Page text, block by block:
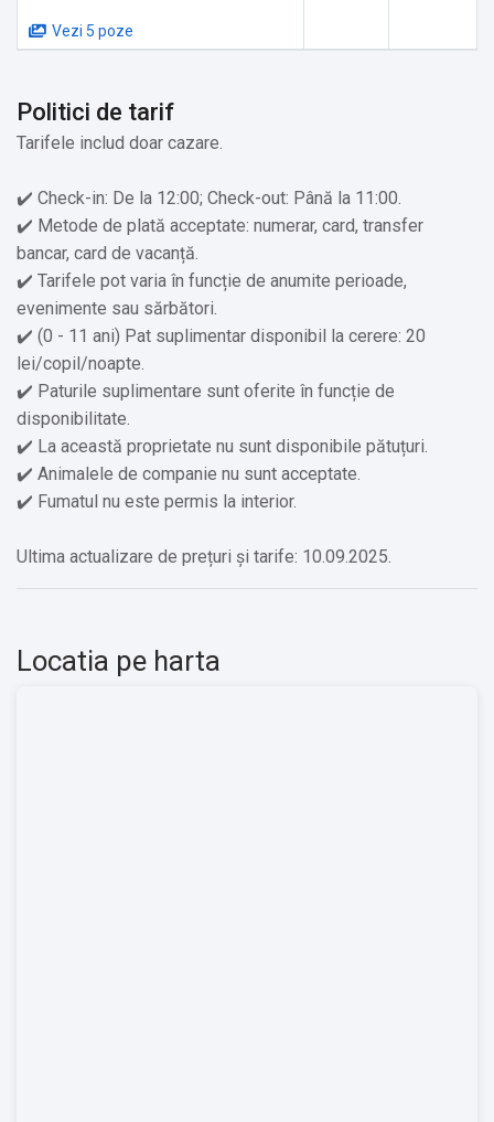
✔️ Mănăstirea Arbore
Servicii suplimentare incluse in pret:
Alte servicii oferite contra cost:
✔️ Fax/copiator (Cost suplimentar)
✔️ Săli de conferinţă şi petreceri (Cost suplimentar)
✔️ Cadă cu hidromasaj/jacuzzi și saună (Cost suplimentar)
Vezi 5 poze
Politici de tarif
Tarifele includ doar cazare.
✔️ Check-in: De la 12:00; Check-out: Până la 11:00.
✔️ Metode de plată acceptate: numerar, card, transfer
bancar, card de vacanță.
✔️ Tarifele pot varia în funcție de anumite perioade,
evenimente sau sărbători.
✔️ (0 - 11 ani) Pat suplimentar disponibil la cerere: 20
lei/copil/noapte.
✔️ Paturile suplimentare sunt oferite în funcție de
disponibilitate.
✔️ La această proprietate nu sunt disponibile pătuțuri.
✔️ Animalele de companie nu sunt acceptate.
✔️ Fumatul nu este permis la interior.
Ultima actualizare de prețuri și tarife: 10.09.2025.
Locatia pe harta